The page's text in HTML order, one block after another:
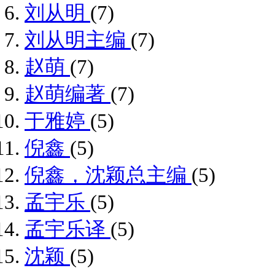
刘从明 (7)
刘从明主编 (7)
赵萌 (7)
赵萌编著 (7)
于雅婷 (5)
倪鑫 (5)
倪鑫，沈颖总主编 (5)
孟宇乐 (5)
孟宇乐译 (5)
沈颖 (5)